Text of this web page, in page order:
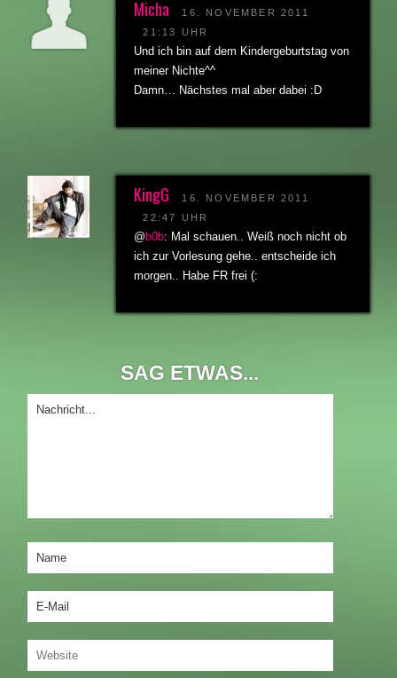
Micha
16. NOVEMBER 2011
21:13 UHR
Und ich bin auf dem Kindergeburtstag von
meiner Nichte^^
Damn… Nächstes mal aber dabei :D
KingG
16. NOVEMBER 2011
22:47 UHR
@ b0b: Mal schauen.. Weiß noch nicht ob
ich zur Vorlesung gehe.. entscheide ich
morgen.. Habe FR frei (:
SAG ETWAS...